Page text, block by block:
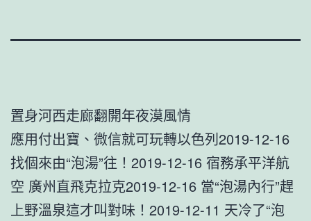
置身河西走廊翻開年夜漠風情
應用付出寶、微信就可玩轉以色列2019-12-16
找個來由“泡湯”往！2019-12-16 宿務承平洋航
空 廣州直飛克拉克2019-12-16 當“泡湯內行”趕
上野溫泉這才叫對味！2019-12-11 天冷了“泡